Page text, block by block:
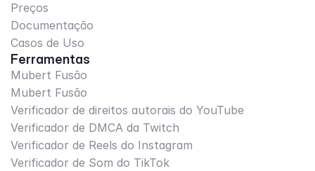
Preços
Documentação
Casos de Uso
Ferramentas
Mubert Fusão
Mubert Fusão
Verificador de direitos autorais do YouTube
Verificador de DMCA da Twitch
Verificador de Reels do Instagram
Verificador de Som do TikTok